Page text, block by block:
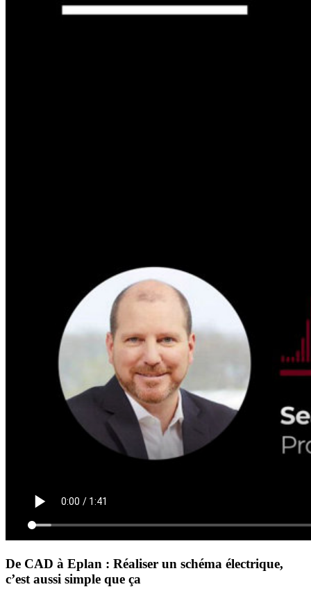
De CAD à Eplan : Réaliser un schéma électrique,
c’est aussi simple que ça